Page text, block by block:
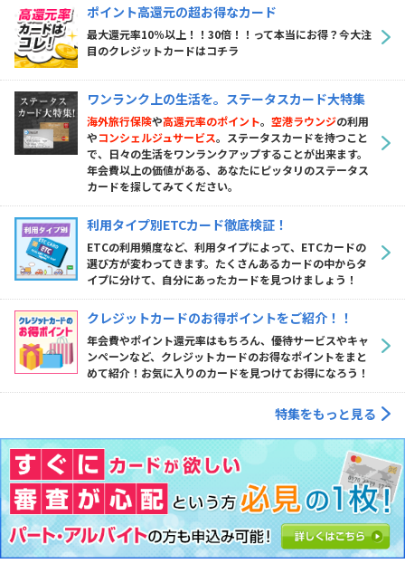
ポイント高還元の超お得なカード
最大還元率10％以上！！30倍！！って本当にお得？今大注
目のクレジットカードはコチラ
ワンランク上の生活を。ステータスカード大特集
海外旅行保険や高還元率のポイント。 空港ラウンジの利用
やコンシェルジュサービス。ステータスカードを持つこと
で、日々の生活をワンランクアップすることが出来ます。
年会費以上の価値がある、あなたにピッタリのステータス
カードを探してみてください。
利用タイプ別ETCカード徹底検証！
ETCの利用頻度など、利用タイプによって、ETCカードの
選び方が変わってきます。たくさんあるカードの中からタ
イプに分けて、自分にあったカードを見つけましょう！
クレジットカードのお得ポイントをご紹介！！
年会費やポイント還元率はもちろん、優待サービスやキャ
ンペーンなど、クレジットカードのお得なポイントをまと
めて紹介！お気に入りのカードを見つけてお得になろう！
特集をもっと見る